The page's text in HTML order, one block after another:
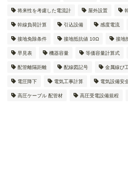
将来性を考慮した電流計 屋外設置
幹線負荷計算 引込設備 感度電流
接地免除条件 接地抵抗値 10Ω 接地
早見表 機器容量 等価容量計算式
配管離隔距離 配線図記号 金属線ぴ
電圧降下 電気工事計算 電気設備安
高圧ケーブル 配管材 高圧受電設備規程